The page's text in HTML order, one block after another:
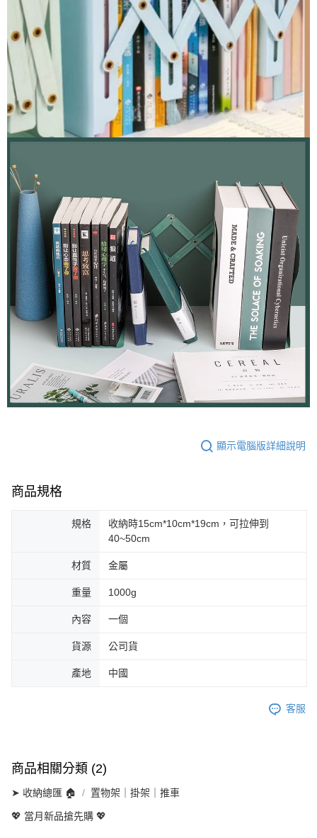
顯示電腦版詳細說明
商品規格
規格
收納時15cm*10cm*19cm，可拉伸到
40~50cm
材質 金屬
重量 1000g
內容 一個
貨源 公司貨
產地 中國
客服
商品相關分類 (2)
➤ 收納總匯 🏠 置物架｜掛架｜推車
💖 當月新品搶先購 💖